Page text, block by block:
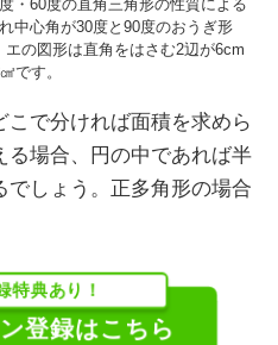
・60度の直角三角形の性質による
中心角が30度と90度のおうぎ形
の図形は直角をはさむ2辺が6cm
です。
で分ければ面積を求めら
る場合、円の中であれば半
しょう。正多角形の場合
特典あり！
登録はこちら